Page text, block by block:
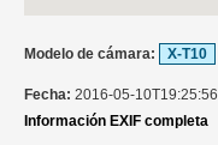
Modelo de cámara: X-T10
Fecha: 2016-05-10T19:25:56
Información EXIF completa